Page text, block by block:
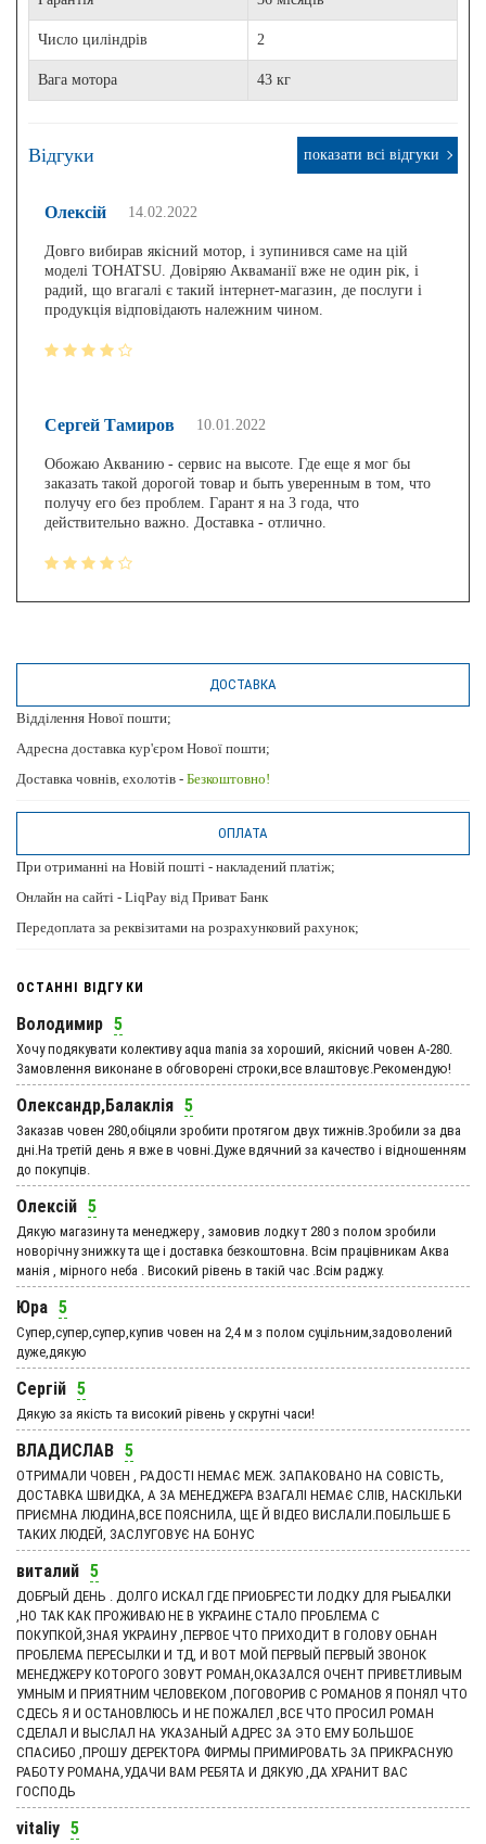
Число циліндрів 2
Вага мотора 43 кг
Відгуки показати всі відгуки
Олексій 14.02.2022
Довго вибирав якісний мотор, і зупинився саме на цій
моделі TOHATSU. Довіряю Акваманії вже не один рік, і
радий, що вгагалі є такий інтернет-магазин, де послуги і
продукція відповідають належним чином.
Сергей Тамиров 10.01.2022
Обожаю Акванию - сервис на высоте. Где еще я мог бы
заказать такой дорогой товар и быть уверенным в том, что
получу его без проблем. Гарант я на 3 года, что
действительно важно. Доставка - отлично.
ДОСТАВКА
Відділення Нової пошти;
Адресна доставка кур'єром Нової пошти;
Доставка човнів, ехолотів - Безкоштовно!
ОПЛАТА
При отриманні на Новій пошті - накладений платіж;
Онлайн на сайті - LiqPay від Приват Банк
Передоплата за реквізитами на розрахунковий рахунок;
ОСТАННІ ВІДГУКИ
Володимир 5
Хочу подякувати колективу aqua mania за хороший, якісний човен А-280.
Замовлення виконане в обговорені строки,все влаштовує.Рекомендую!
Олександр,Балаклія 5
Заказав човен 280,обіцяли зробити протягом двух тижнів.Зробили за два
дні.На третій день я вже в човні.Дуже вдячний за качество і відношенням
до покупців.
Олексій 5
Дякую магазину та менеджеру , замовив лодку т 280 з полом зробили
новорічну знижку та ще і доставка безкоштовна. Всім працівникам Аква
манія , мірного неба . Високий рівень в такій час .Всім раджу.
Юра 5
Супер,супер,супер,купив човен на 2,4 м з полом суцільним,задоволений
дуже,дякую
Сергій 5
Дякую за якість та високий рівень у скрутні часи!
ВЛАДИСЛАВ 5
ОТРИМАЛИ ЧОВЕН , РАДОСТІ НЕМАЄ МЕЖ. ЗАПАКОВАНО НА СОВІСТЬ,
ДОСТАВКА ШВИДКА, А ЗА МЕНЕДЖЕРА ВЗАГАЛІ НЕМАЄ СЛІВ, НАСКІЛЬКИ
ПРИЄМНА ЛЮДИНА,ВСЕ ПОЯСНИЛА, ЩЕ Й ВІДЕО ВИСЛАЛИ.ПОБІЛЬШЕ Б
ТАКИХ ЛЮДЕЙ, ЗАСЛУГОВУЄ НА БОНУС
виталий 5
ДОБРЫЙ ДЕНЬ . ДОЛГО ИСКАЛ ГДЕ ПРИОБРЕСТИ ЛОДКУ ДЛЯ РЫБАЛКИ
,НО ТАК КАК ПРОЖИВАЮ НЕ В УКРАИНЕ СТАЛО ПРОБЛЕМА С
ПОКУПКОЙ,ЗНАЯ УКРАИНУ ,ПЕРВОЕ ЧТО ПРИХОДИТ В ГОЛОВУ ОБНАН
ПРОБЛЕМА ПЕРЕСЫЛКИ И ТД, И ВОТ МОЙ ПЕРВЫЙ ПЕРВЫЙ ЗВОНОК
МЕНЕДЖЕРУ КОТОРОГО ЗОВУТ РОМАН,ОКАЗАЛСЯ ОЧЕНТ ПРИВЕТЛИВЫМ
УМНЫМ И ПРИЯТНИМ ЧЕЛОВЕКОМ ,ПОГОВОРИВ С РОМАНОВ Я ПОНЯЛ ЧТО
СДЕСЬ Я И ОСТАНОВЛЮСЬ И НЕ ПОЖАЛЕЛ ,ВСЕ ЧТО ПРОСИЛ РОМАН
СДЕЛАЛ И ВЫСЛАЛ НА УКАЗАНЫЙ АДРЕС ЗА ЭТО ЕМУ БОЛЬШОЕ
СПАСИБО ,ПРОШУ ДЕРЕКТОРА ФИРМЫ ПРИМИРОВАТЬ ЗА ПРИКРАСНУЮ
РАБОТУ РОМАНА,УДАЧИ ВАМ РЕБЯТА И ДЯКУЮ ,ДА ХРАНИТ ВАС
ГОСПОДЬ
vitaliy 5